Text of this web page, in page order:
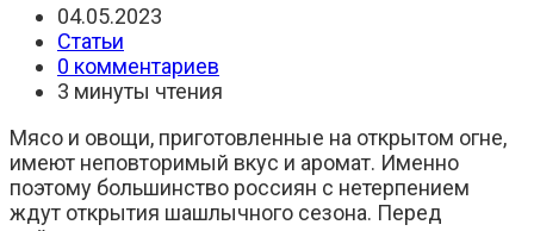
Запись
опубликована:
04.05.2023
Рубрика
записи:
Статьи
Комментарии
к
0 комментариев
Время
3 минуты чтения
Мясо и овощи, приготовленные на открытом огне,
имеют неповторимый вкус и аромат. Именно
поэтому большинство россиян с нетерпением
ждут открытия шашлычного сезона. Перед